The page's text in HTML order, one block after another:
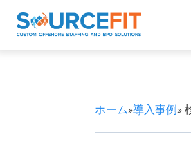
ホーム»導入事例»